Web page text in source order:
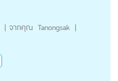
| จากคุณ Tanongsak |